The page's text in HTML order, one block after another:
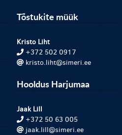
Tõstukite müük
Kristo Liht
+372 502 0917
kristo.liht@simeri.ee
Hooldus Harjumaa
Jaak Lill
+372 50 63 005
jaak.lill@simeri.ee